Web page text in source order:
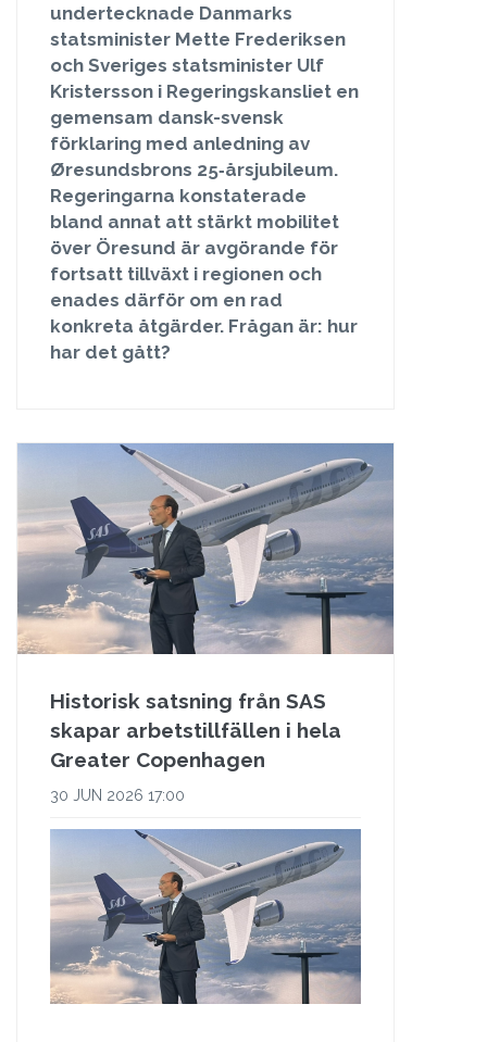
undertecknade Danmarks
statsminister Mette Frederiksen
och Sveriges statsminister Ulf
Kristersson i Regeringskansliet en
gemensam dansk-svensk
förklaring med anledning av
Øresundsbrons 25‑årsjubileum.
Regeringarna konstaterade
bland annat att stärkt mobilitet
över Öresund är avgörande för
fortsatt tillväxt i regionen och
enades därför om en rad
konkreta åtgärder. Frågan är: hur
har det gått?
Historisk satsning från SAS
skapar arbetstillfällen i hela
Greater Copenhagen
30 JUN 2026 17:00